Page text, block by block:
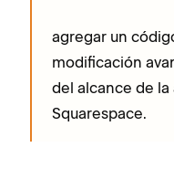
agregar un
modificación
del alcance de
Squarespace.